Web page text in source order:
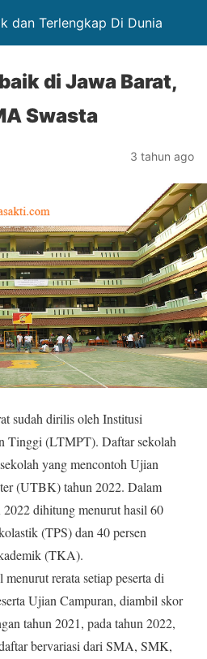
dan Terlengkap Di Dunia
di Jawa Barat,
Swasta
3 tahun ago
sudah dirilis oleh Institusi
Tinggi (LTMPT). Daftar sekolah
yang mencontoh Ujian
(UTBK) tahun 2022. Dalam
dihitung menurut hasil 60
(TPS) dan 40 persen
(TKA).
rerata setiap peserta di
Ujian Campuran, diambil skor
tahun 2021, pada tahun 2022,
bervariasi dari SMA, SMK,